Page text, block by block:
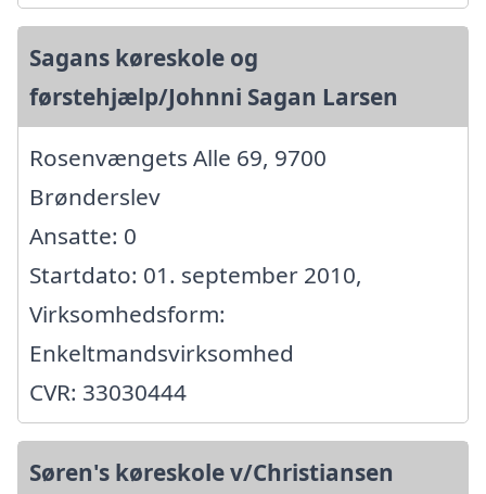
Sagans køreskole og
førstehjælp/Johnni Sagan Larsen
Rosenvængets Alle 69, 9700
Brønderslev
Ansatte: 0
Startdato: 01. september 2010,
Virksomhedsform:
Enkeltmandsvirksomhed
CVR: 33030444
Søren's køreskole v/Christiansen